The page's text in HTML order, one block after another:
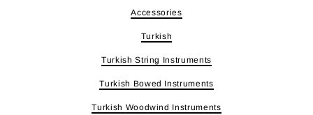
Accessories
Turkish
Turkish String Instruments
Turkish Bowed Instruments
Turkish Woodwind Instruments